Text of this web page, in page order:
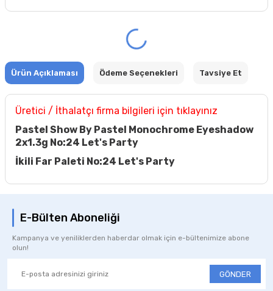
Ürün Açıklaması Ödeme Seçenekleri Tavsiye Et
Üretici / İthalatçı firma bilgileri için tıklayınız
Pastel Show By Pastel Monochrome Eyeshadow
2x1.3g No:24 Let's Party
İkili Far Paleti No:24 Let's Party
E-Bülten Aboneliği
Kampanya ve yeniliklerden haberdar olmak için e-bültenimize abone
olun!
GÖNDER